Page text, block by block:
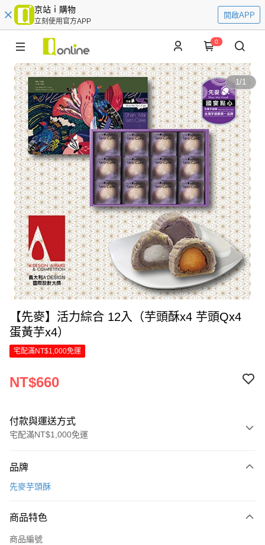
京站ｉ購物
立刻使用官方APP
開啟APP
0
1/1
【先麥】活力綜合 12入（芋頭酥x4 芋頭Qx4
蛋黃芋x4）
宅配滿NT$1,000免運
NT$660
付款與運送方式
宅配滿NT$1,000免運
信用卡一次付款
Apple Pay
街口支付
品牌
先麥芋頭酥
商品特色
商品編號